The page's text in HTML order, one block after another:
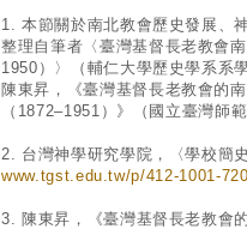
1. 本節關於南北教會歷史發展、
整理自筆者〈臺灣基督長老教會
1950）〉（輔仁大學歷史學系系
陳東昇，《臺灣基督長老教會的
（1872–1951）》（國立臺灣師
2. 台灣神學研究學院，〈學校簡
www.tgst.edu.tw/p/412-1001-
3. 陳東昇，《臺灣基督長老教會